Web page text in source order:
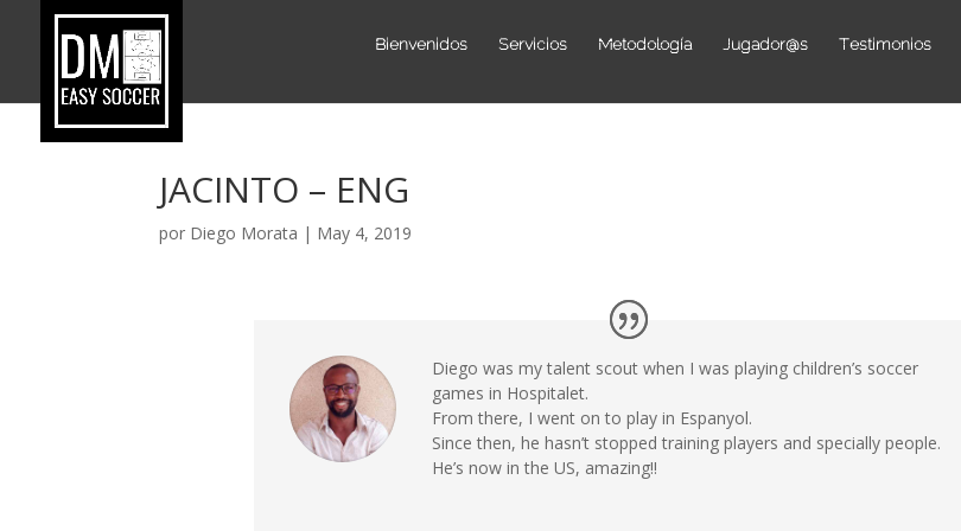
Bienvenidos Servicios Metodología Jugador@s Testimonios
JACINTO – ENG
por Diego Morata | May 4, 2019
Diego was my talent scout when I was playing children’s soccer
games in Hospitalet.
From there, I went on to play in Espanyol.
Since then, he hasn’t stopped training players and specially people.
He’s now in the US, amazing!!